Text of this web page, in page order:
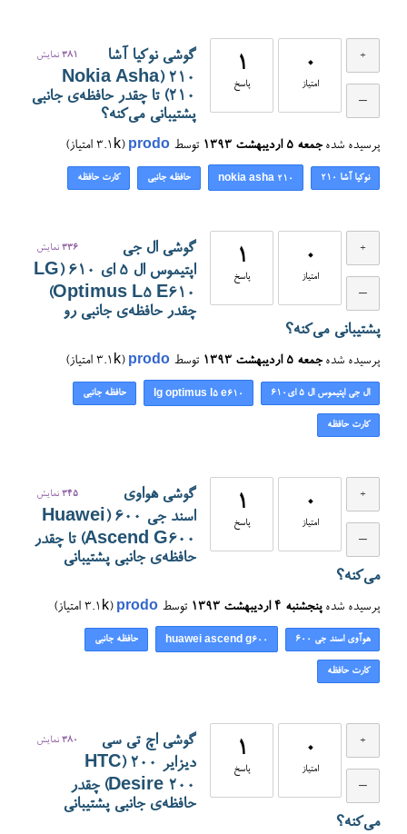
0
امتیاز
1
پاسخ
381 نمایش
گوشی نوکیا آشا
۲۱۰ (Nokia Asha
210) تا چقدر حافظه‌ی جانبی
پشتیبانی می‌کنه؟
پرسیده شده جمعه ۵ اردیبهشت ۱۳۹۳ توسط prodo
(
3.1k امتیاز)
نوکیا آشا ۲۱۰ nokia asha 210 حافظه جانبی کارت حافظه
0
امتیاز
1
پاسخ
336 نمایش
گوشی ال جی
اپتیموس ال ۵ ای ۶۱۰ (LG
Optimus L5 E610)
چقدر حافظه‌ی جانبی رو
پشتیبانی می‌کنه؟
پرسیده شده جمعه ۵ اردیبهشت ۱۳۹۳ توسط prodo
(
3.1k امتیاز)
ال جی اپتیموس ال ۵ ای۶۱۰ lg optimus l5 e610 حافظه جانبی
کارت حافظه
0
امتیاز
1
پاسخ
345 نمایش
گوشی هواوی
اسند جی ۶۰۰ (Huawei
Ascend G600) تا چقدر
حافظه‌ی جانبی پشتیبانی
می‌کنه؟
پرسیده شده پنجشنبه ۴ اردیبهشت ۱۳۹۳ توسط prodo
(
3.1k امتیاز)
هوآوی اسند جی ۶۰۰ huawei ascend g600 حافظه جانبی
کارت حافظه
0
امتیاز
1
پاسخ
380 نمایش
گوشی اچ تی سی
دیزایر ۲۰۰ (HTC
Desire 200) چقدر
حافظه‌ی جانبی پشتیبانی
می‌کنه؟